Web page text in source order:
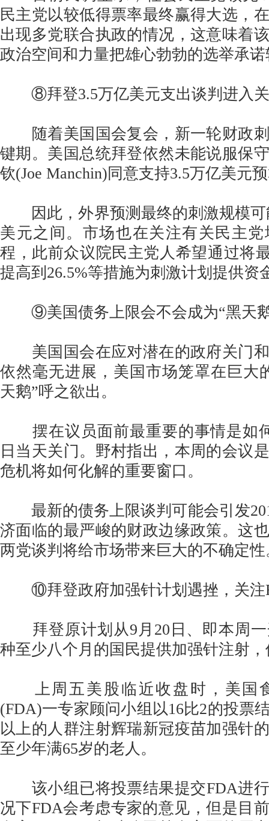
民主党以较低得票率最终赢得大选，
出现多党联合执政的情况，这意味着
政治空间和力量把雄心勃勃的选举承
⑧拜登3.5万亿美元支出谈判进入
随着美国国会复会，新一轮财政刺
键期。美国总统拜登依然未能说服保
钦(Joe Manchin)同意支持3.5万亿美元
因此，外界预测最终的刺激规模可
美元之间。市场也在关注有关民主
程，此前众议院民主党人希望通过将
提高到26.5%等措施为刺激计划提供资
⑨美国债务上限会不会成为“黑天
美国国会在应对潜在的政府关门和
依然毫无进展，美国市场笼罩在巨大
天鹅”呼之欲出。
摆在议员面前最重要的事情是如
日当天关门。野村指出，本周的会议
危机将如何化解的重要窗口。
最新的债务上限谈判可能会引发
济面临的最严峻的财政边缘政策。这
两党谈判将给市场带来巨大的不确定性
⑩拜登政府加强针计划遇挫，关注
拜登原计划从9月20日、即本周一
种至少八个月的国民提供加强针注射
上周五美股临近收盘时，美国
(FDA)一专家顾问小组以16比2的投票
以上的人群注射辉瑞新冠疫苗加强针
至少年满65岁的老人。
该小组已将投票结果提交FDA进行
况下FDA会考虑专家的意见，但是目